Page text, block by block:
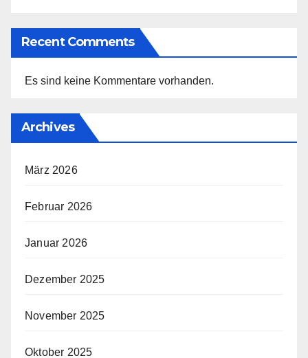
Recent Comments
Es sind keine Kommentare vorhanden.
Archives
März 2026
Februar 2026
Januar 2026
Dezember 2025
November 2025
Oktober 2025